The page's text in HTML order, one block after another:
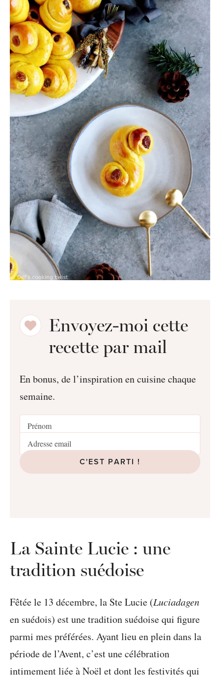
Envoyez-moi cette
recette par mail
En bonus, de l’inspiration en cuisine chaque
semaine.
C'EST PARTI !
La Sainte Lucie : une
tradition suédoise
Fêtée le 13 décembre, la Ste Lucie (Luciadagen
en suédois) est une tradition suédoise qui figure
parmi mes préférées. Ayant lieu en plein dans la
période de l’Avent, c’est une célébration
intimement liée à Noël et dont les festivités qui